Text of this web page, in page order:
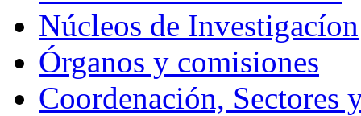
Núcleos de Investigacíon
Órganos y comisiones
Coordenación, Sectores